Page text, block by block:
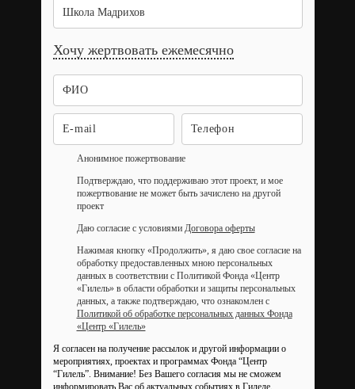
Школа Мадрихов
Хочу жертвовать ежемесячно
Анонимное пожертвование
Подтверждаю, что поддерживаю этот проект, и мое
пожертвование не может быть зачислено на другой
проект
Даю согласие с условиями Договора оферты
Нажимая кнопку «Продолжить», я даю свое согласие на
обработку предоставленных мною персональных
данных в соответствии с Политикой Фонда «Центр
«Гилель» в области обработки и защиты персональных
данных, а также подтверждаю, что ознакомлен с
Политикой об обработке персональных данных Фонда
«Центр «Гилель»
Я согласен на получение рассылок и другой информации о
мероприятиях, проектах и программах Фонда “Центр
“Гилель”. Внимание! Без Вашего согласия мы не сможем
информировать Вас об актуальных событиях в Гилеле.